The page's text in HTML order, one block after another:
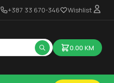
+387 33 670-346 Wishlist
0.00 KM